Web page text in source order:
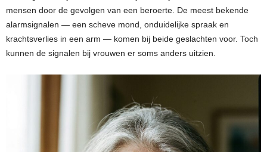
mensen door de gevolgen van een beroerte. De meest bekende
alarmsignalen — een scheve mond, onduidelijke spraak en
krachtsverlies in een arm — komen bij beide geslachten voor. Toch
kunnen de signalen bij vrouwen er soms anders uitzien.